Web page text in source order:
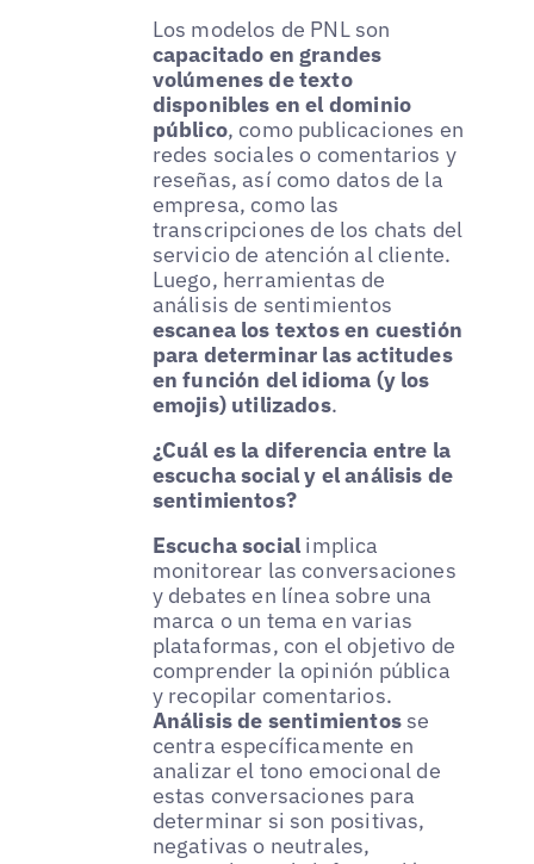
Los modelos de PNL son
capacitado en grandes
volúmenes de texto
disponibles en el dominio
público, como publicaciones en
redes sociales o comentarios y
reseñas, así como datos de la
empresa, como las
transcripciones de los chats del
servicio de atención al cliente.
Luego, herramientas de
análisis de sentimientos
escanea los textos en cuestión
para determinar las actitudes
en función del idioma (y los
emojis) utilizados.
¿Cuál es la diferencia entre la
escucha social y el análisis de
sentimientos?
Escucha social implica
monitorear las conversaciones
y debates en línea sobre una
marca o un tema en varias
plataformas, con el objetivo de
comprender la opinión pública
y recopilar comentarios.
Análisis de sentimientosse
centra específicamente en
analizar el tono emocional de
estas conversaciones para
determinar si son positivas,
negativas o neutrales,